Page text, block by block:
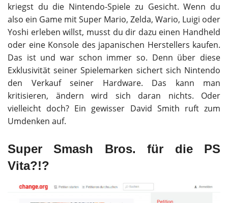
kriegst du die Nintendo-Spiele zu Gesicht. Wenn du
also ein Game mit Super Mario, Zelda, Wario, Luigi oder
Yoshi erleben willst, musst du dir dazu einen Handheld
oder eine Konsole des japanischen Herstellers kaufen.
Das ist und war schon immer so. Denn über diese
Exklusivität seiner Spielemarken sichert sich Nintendo
den Verkauf seiner Hardware. Das kann man
kritisieren, ändern wird sich daran nichts. Oder
vielleicht doch? Ein gewisser David Smith ruft zum
Umdenken auf.
Super Smash Bros. für die PS
Vita?!?